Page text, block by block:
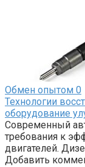
Обмен опытом 0
Технологии
оборудование
Современный
требования к
двигателей.
Добавить